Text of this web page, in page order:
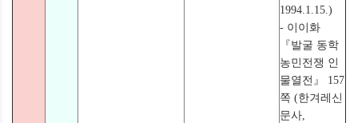
1994.1.15.)
- 이이화
『발굴 동학
농민전쟁 인
물열전』 157
쪽 (한겨레신
문사,